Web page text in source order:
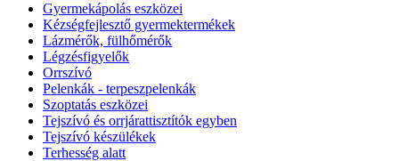
Gyermekápolás eszközei
Kézségfejlesztő gyermektermékek
Lázmérők, fülhőmérők
Légzésfigyelők
Orrszívó
Pelenkák - terpeszpelenkák
Szoptatás eszközei
Tejszívó és orrjárattisztítók egyben
Tejszívó készülékek
Terhesség alatt